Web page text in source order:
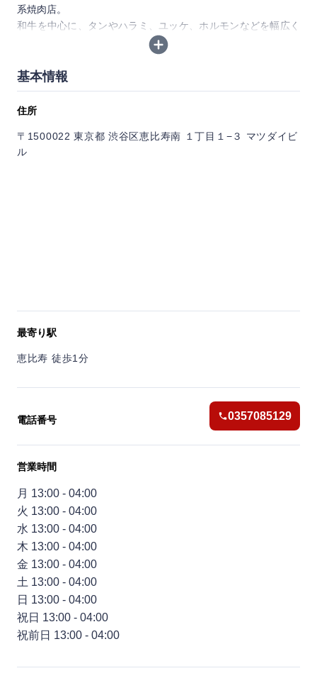
系焼肉店。
和牛を中心に、タンやハラミ、ユッケ、ホルモンなどを幅広く
楽しめて、名物の塊肉や肉刺し系メニューも人気です。
レモンサワーやワイン、日本酒などお肉に合わせたお酒のライ
ンナップが充実しており、焼肉をつまみにしっかり飲みたい日
に相性が良い一軒。
深夜まで営業しているので、デートや友人との食事はもちろ
基本情報
住所
〒1500022 東京都 渋谷区恵比寿南 １丁目１−３ マツダイビ
ル
最寄り駅
恵比寿 徒歩1分
電話番号 0357085129
営業時間
月 13:00 - 04:00
火 13:00 - 04:00
水 13:00 - 04:00
木 13:00 - 04:00
金 13:00 - 04:00
土 13:00 - 04:00
日 13:00 - 04:00
祝日 13:00 - 04:00
祝前日 13:00 - 04:00